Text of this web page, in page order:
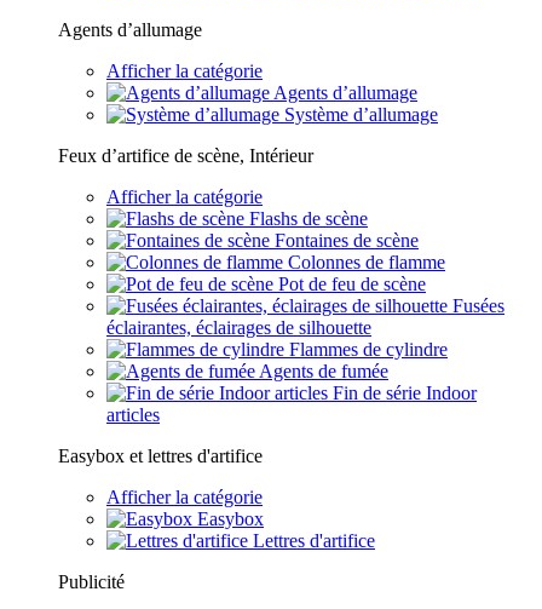
Agents d’allumage
Afficher la catégorie
Agents d’allumage
Système d’allumage
Feux d’artifice de scène, Intérieur
Afficher la catégorie
Flashs de scène
Fontaines de scène
Colonnes de flamme
Pot de feu de scène
Fusées
éclairantes, éclairages de silhouette
Flammes de cylindre
Agents de fumée
Fin de série Indoor
articles
Easybox et lettres d'artifice
Afficher la catégorie
Easybox
Lettres d'artifice
Publicité